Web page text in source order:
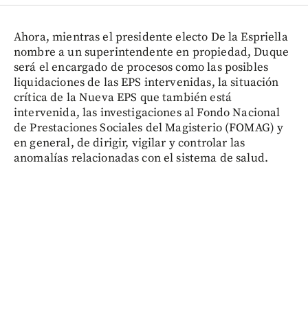
Ahora, mientras el presidente electo De la Espriella
nombre a un superintendente en propiedad, Duque
será el encargado de procesos como las posibles
liquidaciones de las EPS intervenidas, la situación
crítica de la Nueva EPS que también está
intervenida, las investigaciones al Fondo Nacional
de Prestaciones Sociales del Magisterio (FOMAG) y
en general, de dirigir, vigilar y controlar las
anomalías relacionadas con el sistema de salud.